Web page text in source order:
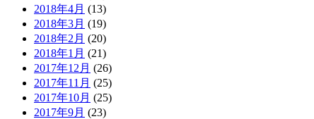
2018年4月 (13)
2018年3月 (19)
2018年2月 (20)
2018年1月 (21)
2017年12月 (26)
2017年11月 (25)
2017年10月 (25)
2017年9月 (23)